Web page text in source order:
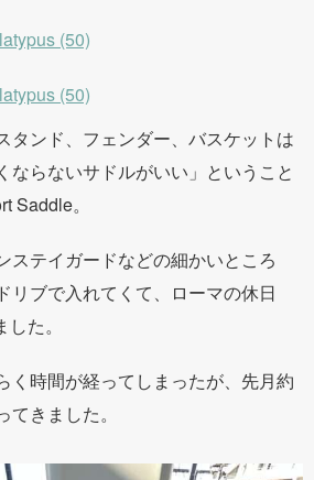
タンド、フェンダー、バスケットは
ならないサドルがいい」ということ
Saddle。
ステイガードなどの細かいところ
リブで入れてくて、ローマの休日
た。
く時間が経ってしまったが、先月約
きました。